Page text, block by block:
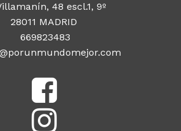
48 escl.1, 9º
28011 MADRID
669823483